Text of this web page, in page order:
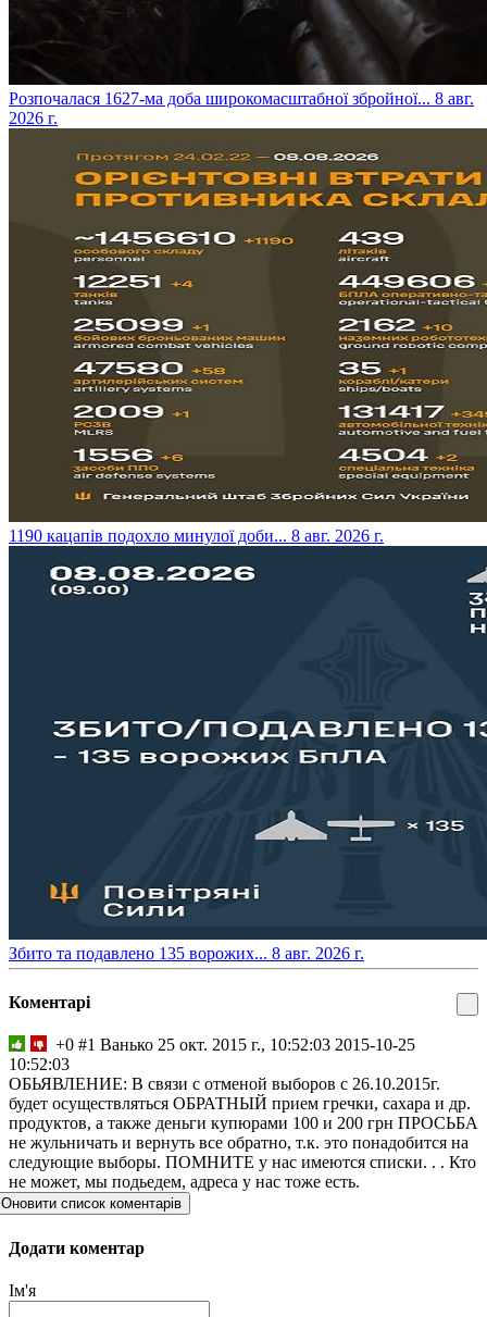
​Розпочалася 1627-ма доба широкомасштабної збройної... 8 авг.
2026 г.
​1190 кацапів подохло минулої доби... 8 авг. 2026 г.
​Збито та подавлено 135 ворожих... 8 авг. 2026 г.
Коментарі
+0 #1 Ванько 25 окт. 2015 г., 10:52:03 2015-10-25
10:52:03
ОБЬЯВЛЕНИЕ: В связи с отменой выборов с 26.10.2015г.
будет осуществляться ОБРАТНЫЙ прием гречки, сахара и др.
продуктов, а также деньги купюрами 100 и 200 грн ПРОСЬБА
не жульничать и вернуть все обратно, т.к. это понадобится на
следующие выборы. ПОМНИТЕ у нас имеются списки. . . Кто
не может, мы подьедем, адреса у нас тоже есть.
Оновити список коментарів
Додати коментар
Ім'я